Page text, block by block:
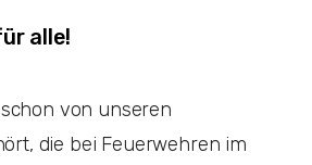
alle!
von unseren
die bei Feuerwehren im